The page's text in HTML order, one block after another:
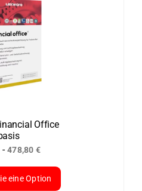
Office
-478,80 €
eine Option